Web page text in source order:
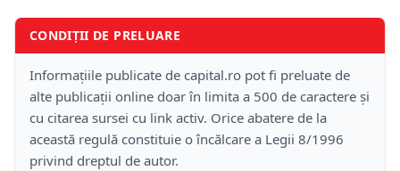
CONDIȚII DE PRELUARE
Informațiile publicate de capital.ro pot fi preluate de
alte publicații online doar în limita a 500 de caractere și
cu citarea sursei cu link activ. Orice abatere de la
această regulă constituie o încălcare a Legii 8/1996
privind dreptul de autor.